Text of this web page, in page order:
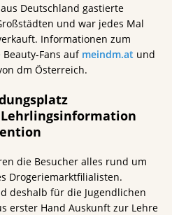
Deutschland gastierte
und war jedes Mal
Informationen zum
Fans auf meindm.at und
dm Österreich.
die Besucher alles rund um
Drogeriemarktfilialisten.
deshalb für die Jugendlichen
erster Hand Auskunft zur Lehre